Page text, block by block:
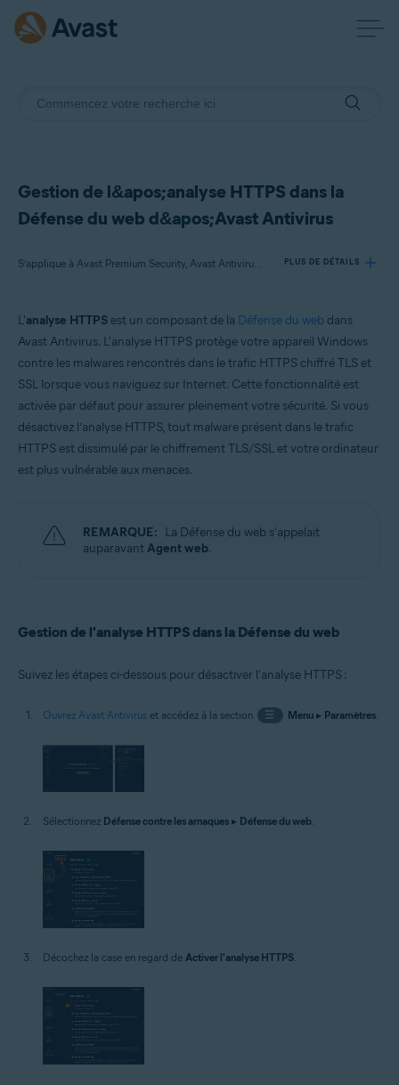
Gestion de l&apos;analyse HTTPS dans la
Défense du web d&apos;Avast Antivirus
S’applique à Avast Premium Security, Avast Antivirus Gratuit PLUS DE DÉTAILS
Produits:
Avast Antivirus Gratuit
Systèmes d'exploitation:
Windows
L'analyse HTTPS est un composant de la Défense du web dans
Avast Antivirus. L'analyse HTTPS protège votre appareil Windows
contre les malwares rencontrés dans le trafic HTTPS chiffré TLS et
SSL lorsque vous naviguez sur Internet. Cette fonctionnalité est
activée par défaut pour assurer pleinement votre sécurité. Si vous
désactivez l’analyse HTTPS, tout malware présent dans le trafic
HTTPS est dissimulé par le chiffrement TLS/SSL et votre ordinateur
est plus vulnérable aux menaces.
REMARQUE: La Défense du web s'appelait
auparavantAgent web.
Gestion de l'analyse HTTPS dans la Défense du web
Suivez les étapes ci-dessous pour désactiver l'analyse HTTPS :
Ouvrez Avast Antivirus et accédez à la section ☰ Menu▸ Paramètres.
Sélectionnez Défense contre les arnaques ▸ Défense du web.
Décochez la case en regard de Activer l'analyse HTTPS.